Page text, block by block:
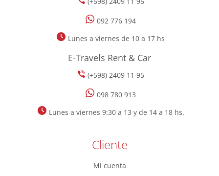
092 776 194
Lunes a viernes de 10 a 17 hs
E-Travels Rent & Car
(+598) 2409 11 95
098 780 913
Lunes a viernes 9:30 a 13 y de 14 a 18 hs.
Cliente
Mi cuenta